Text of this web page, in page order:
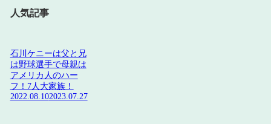
人気記事
石川ケニーは父と兄
は野球選手で母親は
アメリカ人のハー
フ！7人大家族！
2022.08.102023.07.27